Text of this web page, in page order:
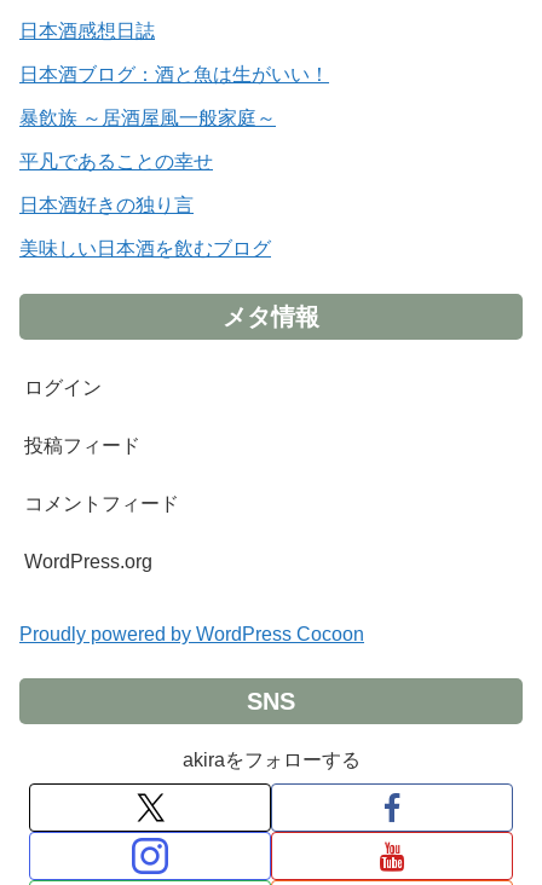
日本酒感想日誌
日本酒ブログ：酒と魚は生がいい！
暴飲族 ～居酒屋風一般家庭～
平凡であることの幸せ
日本酒好きの独り言
美味しい日本酒を飲むブログ
メタ情報
ログイン
投稿フィード
コメントフィード
WordPress.org
Proudly powered by WordPress Cocoon
SNS
akiraをフォローする